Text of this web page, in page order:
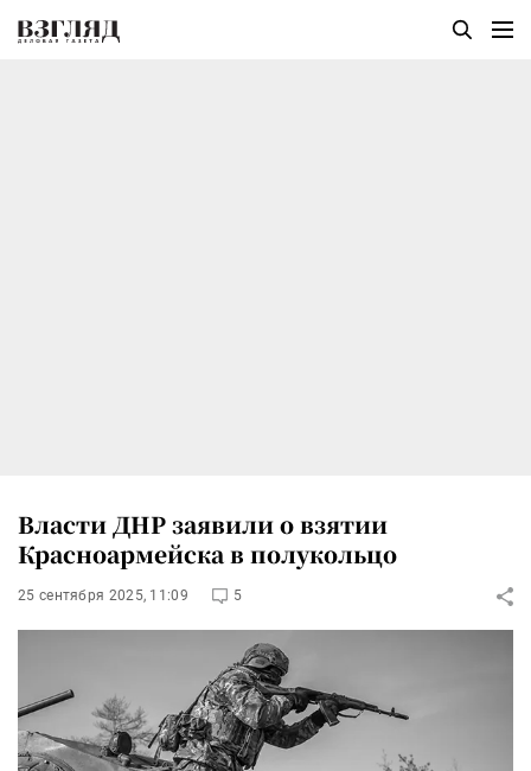
Власти ДНР заявили о взятии
Красноармейска в полукольцо
25 сентября 2025, 11:09 5